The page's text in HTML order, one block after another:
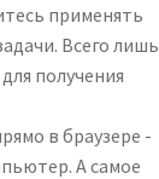
применять
Всего лишь
получения
в браузере -
А самое